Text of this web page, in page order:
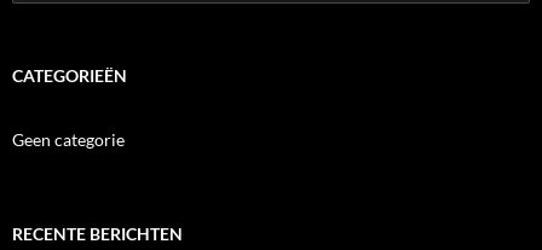
naar:
CATEGORIEËN
Geen categorie
RECENTE BERICHTEN